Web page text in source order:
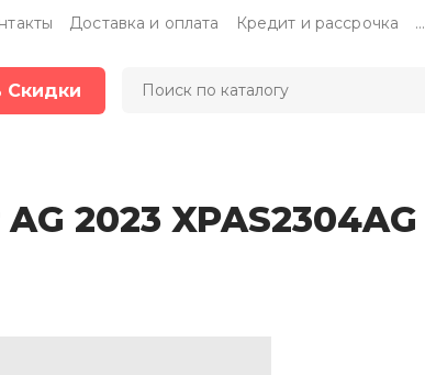
Доставка и оплата Кредит и рассрочка ...
Скидки
2023 XPAS2304AG